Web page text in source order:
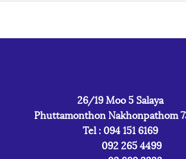
26/19 Moo 5 Salaya
Phuttamonthon Nakhonpathom
Tel : 094 151 6169
092 265 4499